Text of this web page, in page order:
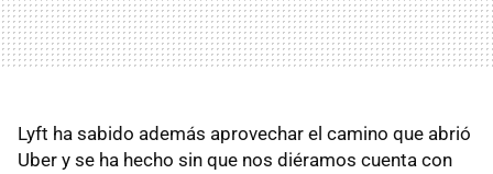
Lyft ha sabido además aprovechar el camino que abrió
Uber y se ha hecho sin que nos diéramos cuenta con